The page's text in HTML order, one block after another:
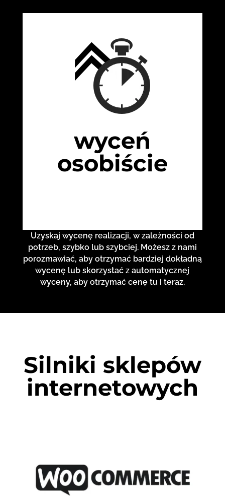
wyceń
osobiście
Uzyskaj wycenę realizacji, w zależności od
potrzeb, szybko lub szybciej. Możesz z nami
porozmawiać, aby otrzymać bardziej dokładną
wycenę lub skorzystać z automatycznej
wyceny, aby otrzymać cenę tu i teraz.
Silniki sklepów
internetowych